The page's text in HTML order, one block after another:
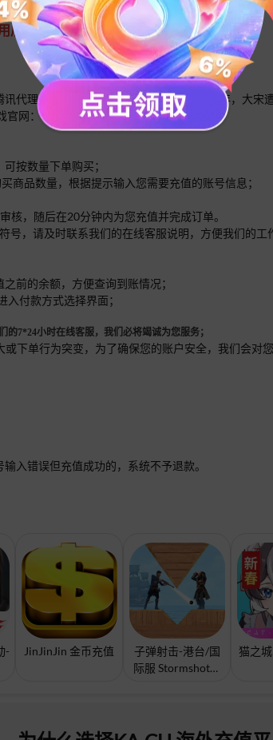
应的微信/qq帐号进行扫码授权充值。
后置摄像头扫码。
代理的一款角色扮演手游,游戏讲述元佑元年，大
官网：https://tlbb.qq.com/main.shtml
按数量下单购买；
商品数量，根据提示输入您需要充值的账号信息；
核，随后在20分钟内为您充值并完成订单。
，请及时联系我们的在线客服说明，方便我们的工
前的余额，方便查询到账情况；
入付款方式选择界面；
7*24小时在线客服，我们必将竭诚为您服务；
下单行为突变，为了确保您的账户安全，我们会对
入错误但充值成功的，系统不予退款。
-
JinJinJin 金币充值
子弹射击-港台/国
际服 Stormshot充
猫之